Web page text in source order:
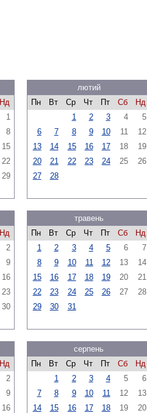
Нд
1
8
15
22
29
лютий
Пн
Вт Ср Чт Пт Сб
Нд
1
2 3 4
5
6
7 8 9 10 11
12
13
14 15 16 17 18
19
20
21 22 23 24 25
26
27
28
Нд
2
9
16
23
30
травень
Пн
Вт Ср Чт Пт Сб
Нд
1
2 3 4 5 6
7
8
9 10 11 12 13
14
15
16 17 18 19 20
21
22
23 24 25 26 27
28
29
30 31
Нд
2
9
16
серпень
Пн
Вт Ср Чт Пт Сб
Нд
1
2 3 4 5
6
7
8 9 10 11 12
13
14
15 16 17 18 19
20